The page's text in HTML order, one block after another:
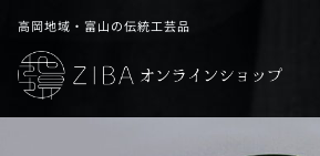
高岡地域・富山の伝統工芸品